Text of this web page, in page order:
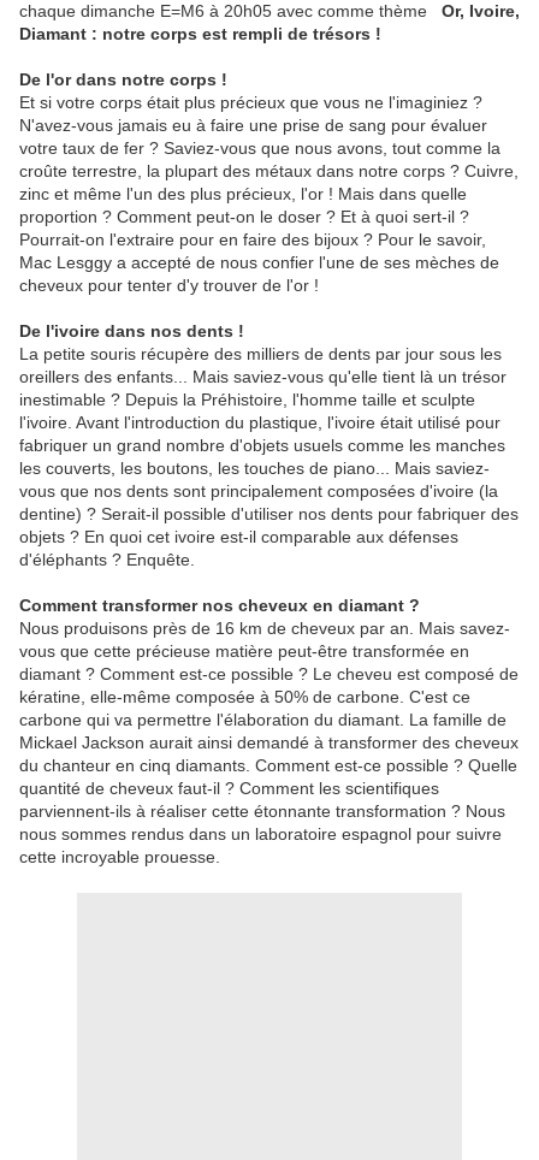
chaque dimanche E=M6 à 20h05 avec comme thème Or, Ivoire,
Diamant : notre corps est rempli de trésors !
De l'or dans notre corps !
Et si votre corps était plus précieux que vous ne l'imaginiez ?
N'avez-vous jamais eu à faire une prise de sang pour évaluer
votre taux de fer ? Saviez-vous que nous avons, tout comme la
croûte terrestre, la plupart des métaux dans notre corps ? Cuivre,
zinc et même l'un des plus précieux, l'or ! Mais dans quelle
proportion ? Comment peut-on le doser ? Et à quoi sert-il ?
Pourrait-on l'extraire pour en faire des bijoux ? Pour le savoir,
Mac Lesggy a accepté de nous confier l'une de ses mèches de
cheveux pour tenter d'y trouver de l'or !
De l'ivoire dans nos dents !
La petite souris récupère des milliers de dents par jour sous les
oreillers des enfants... Mais saviez-vous qu'elle tient là un trésor
inestimable ? Depuis la Préhistoire, l'homme taille et sculpte
l'ivoire. Avant l'introduction du plastique, l'ivoire était utilisé pour
fabriquer un grand nombre d'objets usuels comme les manches
les couverts, les boutons, les touches de piano... Mais saviez-
vous que nos dents sont principalement composées d'ivoire (la
dentine) ? Serait-il possible d'utiliser nos dents pour fabriquer des
objets ? En quoi cet ivoire est-il comparable aux défenses
d'éléphants ? Enquête.
Comment transformer nos cheveux en diamant ?
Nous produisons près de 16 km de cheveux par an. Mais savez-
vous que cette précieuse matière peut-être transformée en
diamant ? Comment est-ce possible ? Le cheveu est composé de
kératine, elle-même composée à 50% de carbone. C'est ce
carbone qui va permettre l'élaboration du diamant. La famille de
Mickael Jackson aurait ainsi demandé à transformer des cheveux
du chanteur en cinq diamants. Comment est-ce possible ? Quelle
quantité de cheveux faut-il ? Comment les scientifiques
parviennent-ils à réaliser cette étonnante transformation ? Nous
nous sommes rendus dans un laboratoire espagnol pour suivre
cette incroyable prouesse.